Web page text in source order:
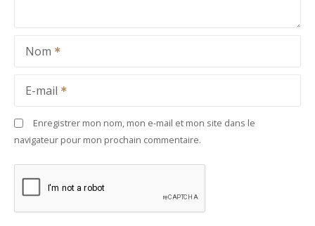
Nom
E-mail
Enregistrer mon nom, mon e-mail et mon site dans le
navigateur pour mon prochain commentaire.